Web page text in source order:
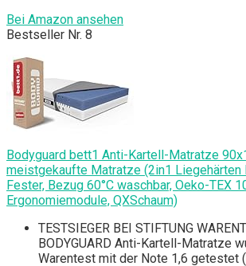
Bei Amazon ansehen
Bestseller Nr. 8
Bodyguard bett1 Anti-Kartell-Matratze
meistgekaufte Matratze (2in1
Fester, Bezug 60°C waschbar, Oeko-TEX
Ergonomiemodule, QXSchaum)
TESTSIEGER BEI STIFTUNG
BODYGUARD Anti-Kartell-Matratze
Warentest mit der Note 1,6 getestet